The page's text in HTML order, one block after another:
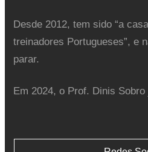
Desde 2012, tem sido “a
treinadores Portugueses”, e
parar.
Em 2024, o Prof. Dinis